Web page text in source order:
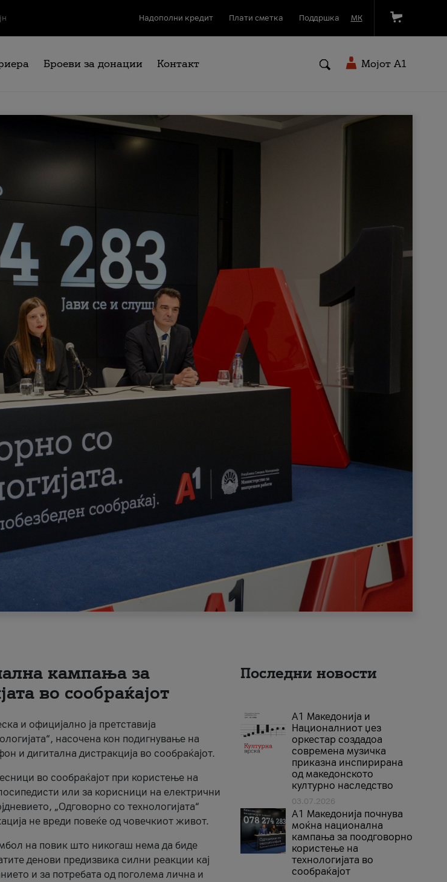
Надополни кредит Плати сметка Поддршка МК
Броеви за донации Контакт Мојот A1
кампања за
во сообраќајот
и официјално ја претставија
насочена кон подигнување на
и дигитална дистракција во сообраќајот.
во сообраќајот при користење на
или за корисници на електрични
„Одговорно со технологијата“
не вреди повеќе од човечкиот живот.
на повик што никогаш нема да биде
денови предизвика силни реакции кај
и за потребата од поголема лична и
Последни новости
А1 Македонија и
Националниот џез
оркестар создадоа
современа музичка
приказна инспирирана
од македонското
културно наследство
03.07.2026
A1 Македонија почнува
моќна национална
кампања за поодговорно
користење на
технологијата во
сообраќајот